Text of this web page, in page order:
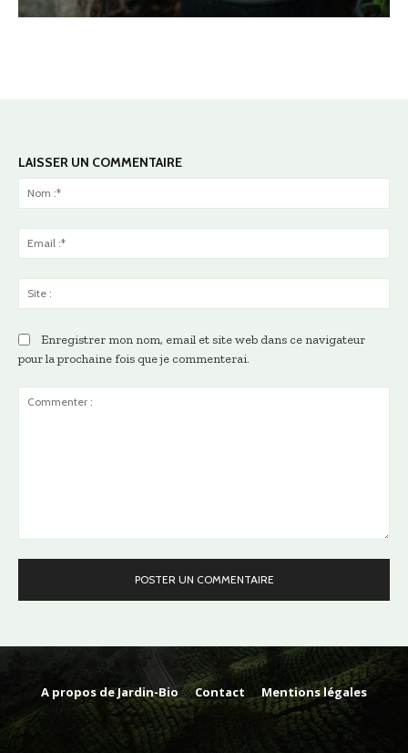
LAISSER UN COMMENTAIRE
Enregistrer mon nom, email et site web dans ce navigateur
pour la prochaine fois que je commenterai.
A propos de Jardin-Bio Contact Mentions légales